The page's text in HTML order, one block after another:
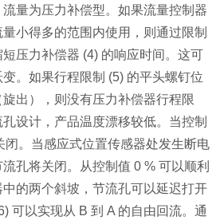
量为压力补偿型。如果流量控制器
小得多的范围内使用，则通过限制
压力补偿器 (4) 的响应时间。这可
变。如果行程限制 (5) 的平头螺钉位
出），则没有压力补偿器行程限
设计，产品温度漂移较低。 当控制
闭。当感应式位置传感器处发生断电
孔将关闭。 从控制值 0 % 可以顺利
的两个斜坡，节流孔可以延迟打开
可以实现从 B 到 A 的自由回流。通